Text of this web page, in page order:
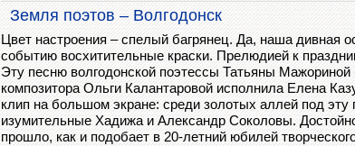
Земля поэтов – Волгодонск
Цвет настроения – спелый багрянец. Да, наша дивная
событию восхитительные краски. Прелюдией к
Эту песню волгодонской поэтессы Татьяны Мажориной
композитора Ольги Калантаровой исполнила Елена
клип на большом экране: среди золотых аллей под
изумительные Хадижа и Александр Соколовы.
прошло, как и подобает в 20-летний юбилей